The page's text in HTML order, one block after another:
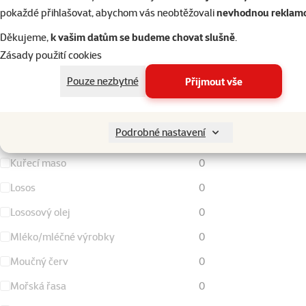
pokaždé přihlašovat, abychom vás neobtěžovalinevhodnou
Děkujeme,k vašim datům se budeme chovat slušně.
Zásady použití cookies
Pouze nezbytné
Přijmout vše
Podrobné nastavení
Hrášek
0
Jehněčí maso
0
Kachní maso
4
0
0
Kuřecí maso
0
Losos
0
Lososový olej
0
Mléko/mléčné výrobky
0
Moučný červ
0
Mořská řasa
0